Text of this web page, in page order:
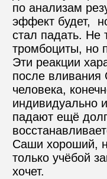
по анализам
эффект будет,
стал падать. Не
тромбоциты, но
Эти реакции
после вливания
человека,
индивидуально
падают ещё
Саши хороший,
только учёбой
хочет.